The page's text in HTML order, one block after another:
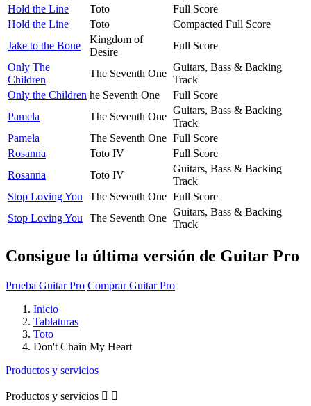
Hold the Line
Toto
Full Score
Hold the Line
Toto
Compacted Full Score
Jake to the Bone
Kingdom of
Desire
Full Score
Only The
Children
The Seventh One
Guitars, Bass & Backing
Track
Only the Children he Seventh One
Full Score
Pamela
The Seventh One
Guitars, Bass & Backing
Track
Pamela
The Seventh One Full Score
Rosanna
Toto IV
Full Score
Rosanna
Toto IV
Guitars, Bass & Backing
Track
Stop Loving You
The Seventh One Full Score
Stop Loving You
The Seventh One
Guitars, Bass & Backing
Track
Consigue la última versión de Guitar Pro
Prueba Guitar Pro Comprar Guitar Pro
Inicio
Tablaturas
Toto
Don't Chain My Heart
Productos y servicios
Productos y servicios  